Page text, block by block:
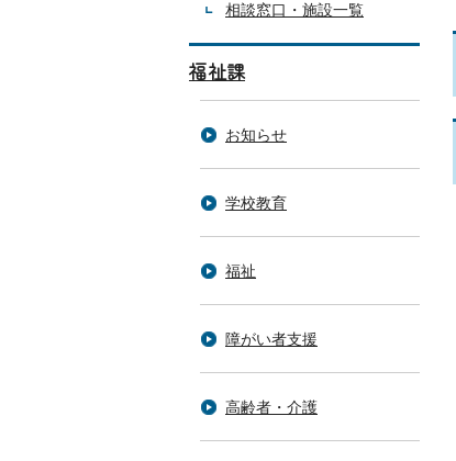
相談窓口・施設一覧
福祉課
お知らせ
学校教育
福祉
障がい者支援
高齢者・介護